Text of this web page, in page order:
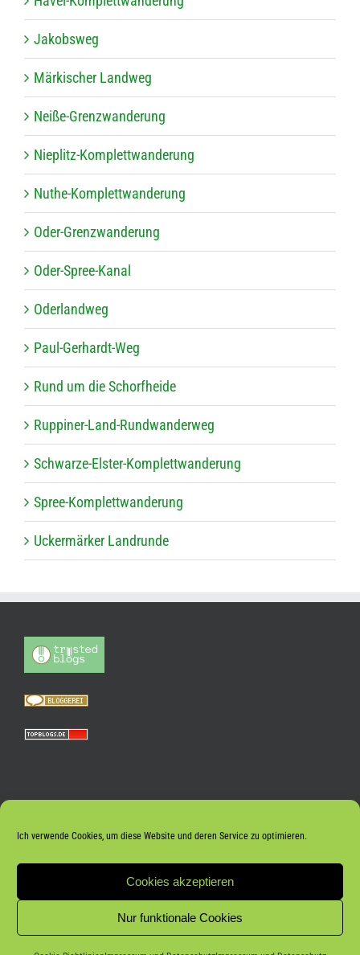
Ich verwende Cookies, um diese Website und deren Service zu optimieren.
Cookies akzeptieren
Nur funktionale Cookies
Jakobs­weg
Mär­ki­scher Landweg
Neiße-Grenz­wan­de­rung
Nie­plitz-Kom­plett­wan­de­rung
Nuthe-Kom­plett­wan­de­rung
Oder-Grenz­wan­de­rung
Oder-Spree-Kanal
Oder­land­weg
Paul-Ger­hardt-Weg
Rund um die Schorfheide
Rup­pi­ner-Land-Rund­wan­der­weg
Schwarze-Els­ter-Kom­plett­wan­de­rung
Spree-Kom­plett­wan­de­rung
Ucker­mär­ker Landrunde